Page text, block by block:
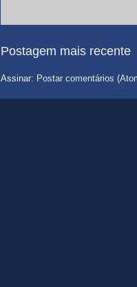
Postagem mais recente
Assinar: Postar comentários